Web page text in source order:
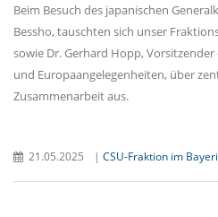
Beim Besuch des japanischen
Bessho, tauschten sich unser
sowie Dr. Gerhard Hopp,
und Europaangelegenheiten, über
Zusammenarbeit aus.
21.05.2025 | CSU-Fraktion im